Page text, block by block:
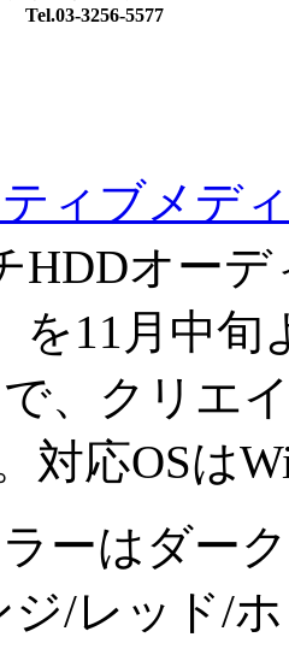
3256-5577
ィブメデ
HDDオーデ
を11月中
、クリエ
対応OSは
ーはダー
ジ/レッド/